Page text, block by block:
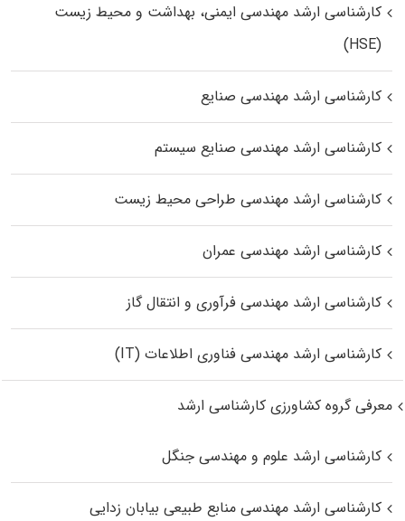
کارشناسی ارشد مهندسی ایمنی، بهداشت و محیط زیست
(HSE)
کارشناسی ارشد مهندسی صنایع
کارشناسی ارشد مهندسی صنایع سیستم
کارشناسی ارشد مهندسی طراحی محیط زیست
کارشناسی ارشد مهندسی عمران
کارشناسی ارشد مهندسی فرآوری و انتقال گاز
کارشناسی ارشد مهندسی فناوری اطلاعات (IT)
معرفی گروه کشاورزی کارشناسی ارشد
کارشناسی ارشد علوم و مهندسی جنگل
کارشناسی ارشد مهندسی منابع طبیعی بیابان زدایی